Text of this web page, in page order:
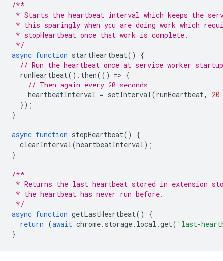
/**
* Starts the heartbeat interval which keeps the
* this sparingly when you are doing work which
* stopHeartbeat once that work is complete.
*/
async function startHeartbeat()
{
// Run the heartbeat once at service worker
runHeartbeat(). then(() => {
// Then again every 20 seconds.
heartbeatInterval = setInterval(runHeartbeat,
20
});
}
async function stopHeartbeat()
{
clearInterval(heartbeatInterval);
}
/**
* Returns the last heartbeat stored in extension
* the heartbeat has never run before.
*/
async function getLastHeartbeat()
{
return (await chrome. storage. local .get( 'last-
}